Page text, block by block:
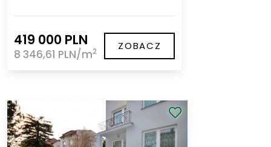
419 000 PLN
8 346,61 PLN/m2 ZOBACZ